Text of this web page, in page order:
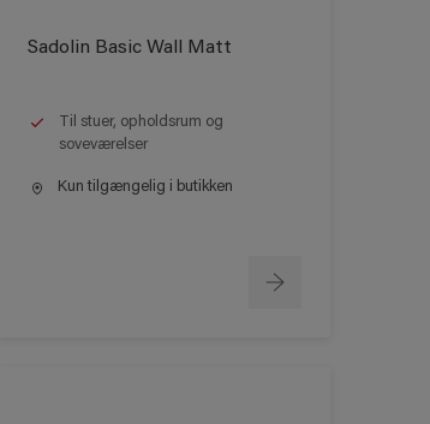
Sadolin Basic Wall Matt
Til stuer, opholdsrum og
soveværelser
Kun tilgængelig i butikken